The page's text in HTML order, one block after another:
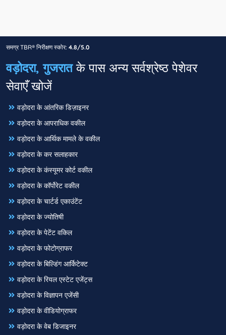
समग्र TBR® निरीक्षण स्कोर: 4.8/5.0
वड़ोदरा, गुजरातके पास अन्य सर्वश्रेष्ठ पेशेवर
सेवाएँ खोजें
वड़ोदरा के आंतरिक डिज़ाइनर
वड़ोदरा के आपराधिक वकील
वड़ोदरा के आर्थिक मामले के वकील
वड़ोदरा के कर सलाहकार
वड़ोदरा के कंस्यूमर कोर्ट वकील
वड़ोदरा के कॉर्पोरेट वकील
वड़ोदरा के चार्टर्ड एकाउंटेंट
वड़ोदरा के ज्योतिषी
वड़ोदरा के पेटेंट वकिल
वड़ोदरा के फोटोग्राफर
वड़ोदरा के बिल्डिंग आर्किटेक्ट
वड़ोदरा के रियल एस्टेट एजेंट्स
वड़ोदरा के विज्ञापन एजेंसी
वड़ोदरा के वीडियोग्राफर
वड़ोदरा के वेब डिजाइनर